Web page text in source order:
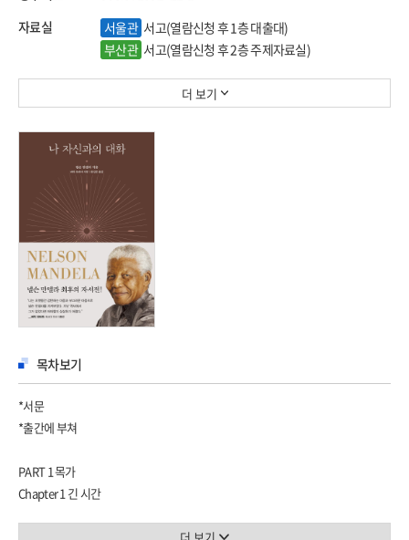
자료실
서울관 서고(열람신청 후 1층 대출대)
부산관 서고(열람신청 후 2층 주제자료실)
더 보기
목차보기
*서문
*출간에 부쳐
PART 1 목가
Chapter 1 긴 시간